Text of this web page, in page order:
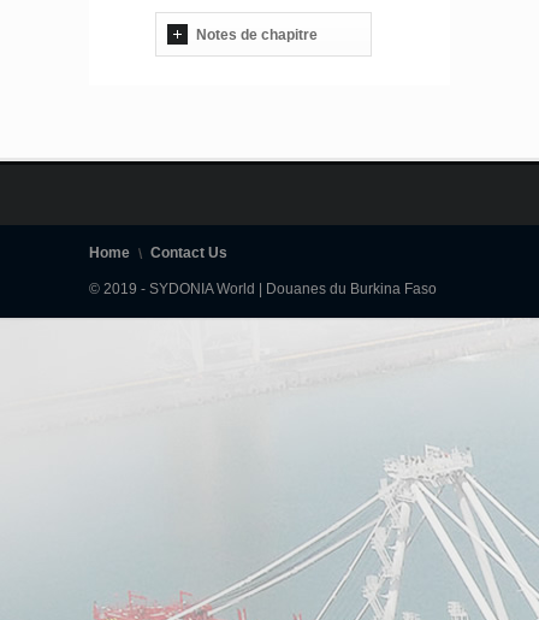
Notes de chapitre
Home Contact Us
© 2019 - SYDONIA World | Douanes du Burkina Faso